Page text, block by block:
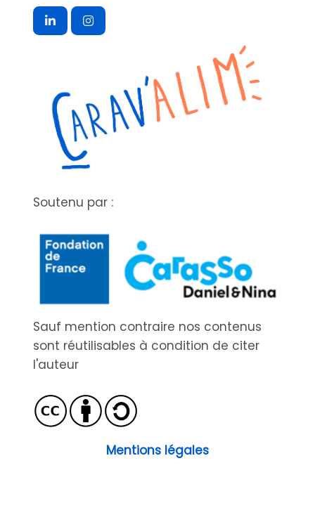
Soutenu par :
Sauf mention contraire nos contenus
sont réutilisables à condition de citer
l'auteur
Mentions légales